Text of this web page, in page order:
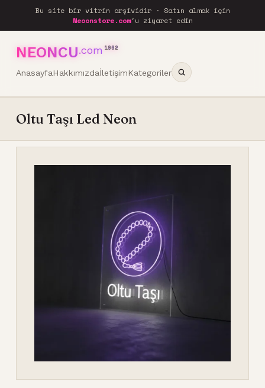
Bu site bir vitrin arşividir · Satın almak için
Neoonstore.com'u ziyaret edin
NEONCU.com 1962
AnasayfaHakkımızdaİletişimKategoriler
Oltu Taşı Led Neon